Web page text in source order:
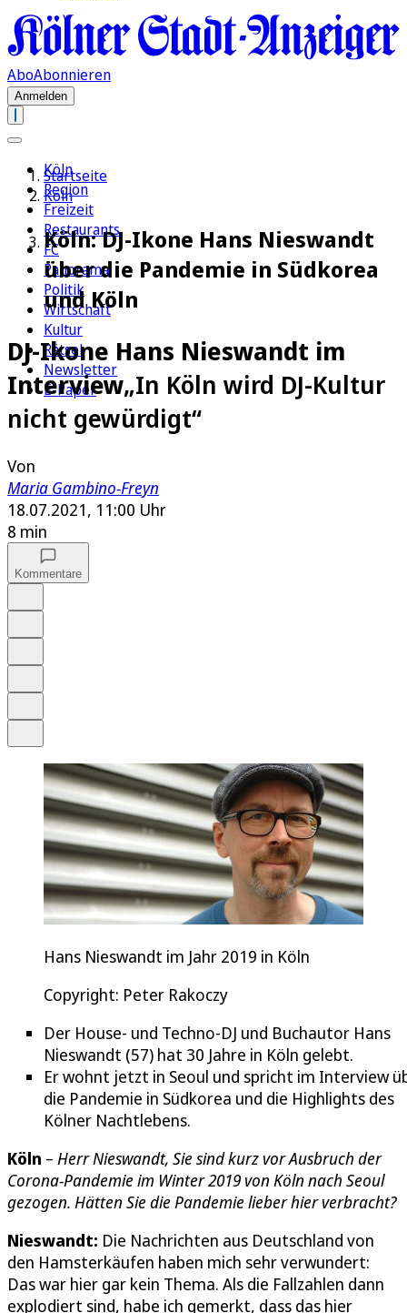
AboAbonnieren
Anmelden
Köln
Region
Freizeit
Restaurants
FC
Panorama
Politik
Wirtschaft
Kultur
Rätsel
Newsletter
E-Paper
Startseite
Köln
Köln: DJ-Ikone Hans Nieswandt
über die Pandemie in Südkorea
und Köln
DJ-Ikone Hans Nieswandt im
Interview„In Köln wird DJ-Kultur
nicht gewürdigt“
Von
Maria Gambino-Freyn
18.07.2021, 11:00 Uhr
8 min
Kommentare
Hans Nieswandt im Jahr 2019 in Köln
Copyright: Peter Rakoczy
Der House- und Techno-DJ und Buchautor Hans
Nieswandt (57) hat 30 Jahre in Köln gelebt.
Er wohnt jetzt in Seoul und spricht im Interview
die Pandemie in Südkorea und die Highlights des
Kölner Nachtlebens.
Köln – Herr Nieswandt, Sie sind kurz vor Ausbruch der
Corona-Pandemie im Winter 2019 von Köln nach Seoul
gezogen. Hätten Sie die Pandemie lieber hier verbracht?
Nieswandt: Die Nachrichten aus Deutschland von
den Hamsterkäufen haben mich sehr verwundert:
Das war hier gar kein Thema. Als die Fallzahlen dann
explodiert sind, habe ich gemerkt, dass das hier